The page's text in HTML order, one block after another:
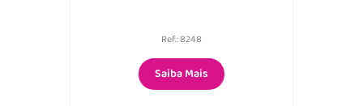
Ref.: 8248
Saiba Mais